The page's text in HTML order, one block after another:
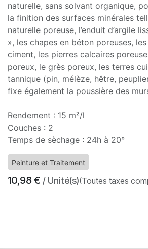
naturelle, sans solvant organique,
la finition des surfaces minérales
naturelle poreuse, l’enduit d’argile
», les chapes en béton poreuses,
ciment, les pierres calcaires
poreux, le grès poreux, les terres
tannique (pin, mélèze, hêtre,
fixe également la poussière des
Rendement : 15 m²/l
Couches : 2
Temps de sèchage : 24h à 20°
Peinture et Traitement
10,98€ / Unité(s)(Toutes taxes